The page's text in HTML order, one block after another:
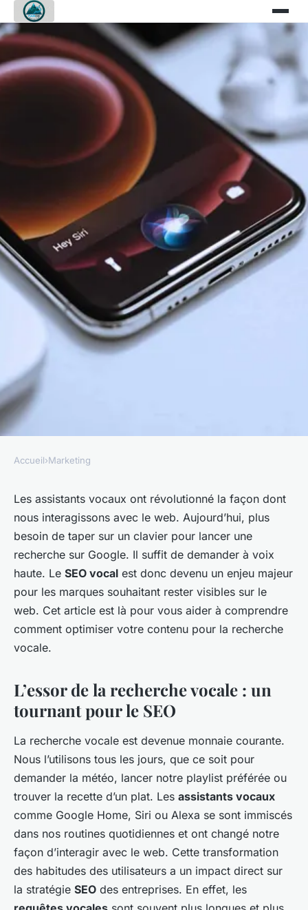
Comment optimiser votre
stratégie de contenu pour les
assistants vocaux ?
armelle •3 janvier 2024 •5 min de lecture
Accueil›Marketing
Les assistants vocaux ont révolutionné la façon dont
nous interagissons avec le web. Aujourd’hui, plus
besoin de taper sur un clavier pour lancer une
recherche sur Google. Il suffit de demander à voix
haute. Le SEO vocal est donc devenu un enjeu majeur
pour les marques souhaitant rester visibles sur le
web. Cet article est là pour vous aider à comprendre
comment optimiser votre contenu pour la recherche
vocale.
L’essor de la recherche vocale : un
tournant pour le SEO
La recherche vocale est devenue monnaie courante.
Nous l’utilisons tous les jours, que ce soit pour
demander la météo, lancer notre playlist préférée ou
trouver la recette d’un plat. Les assistants vocaux
comme Google Home, Siri ou Alexa se sont immiscés
dans nos routines quotidiennes et ont changé notre
façon d’interagir avec le web. Cette transformation
des habitudes des utilisateurs a un impact direct sur
la stratégie SEO des entreprises. En effet, les